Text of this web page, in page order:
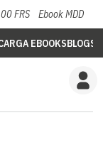
FRS Ebook MDD
EBOOKSBLOGS